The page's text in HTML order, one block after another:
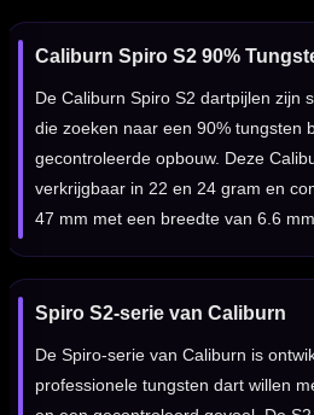
Caliburn Spiro S2 90%
De Caliburn Spiro S2 dartpijlen zijn
die zoeken naar een 90% tungsten
gecontroleerde opbouw. Deze
verkrijgbaar in 22 en 24 gram en
47 mm met een breedte van 6.6 mm.
Spiro S2-serie van Caliburn
De Spiro-serie van Caliburn is
professionele tungsten dart willen